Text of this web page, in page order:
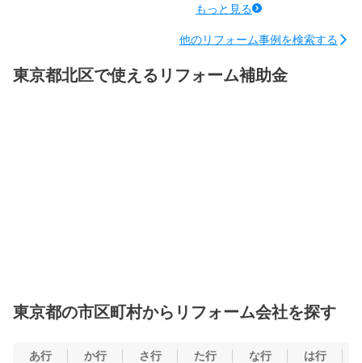
もっと見る
他のリフォーム事例を検索する
東京都北区で使えるリフォーム補助金
東京都の市区町村からリフォーム会社を探す
あ行 か行 さ行 た行 な行 は行